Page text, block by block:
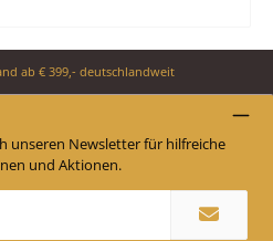
ab € 399,- deutschlandweit
unseren Newsletter für hilfreiche
und Aktionen.